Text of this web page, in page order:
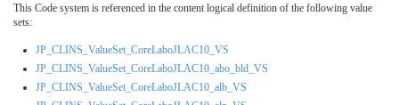
This Code system is referenced in the content logical definition of the following value
sets:
JP_CLINS_ValueSet_CoreLaboJLAC10_VS
JP_CLINS_ValueSet_CoreLaboJLAC10_abo_bld_VS
JP_CLINS_ValueSet_CoreLaboJLAC10_alb_VS